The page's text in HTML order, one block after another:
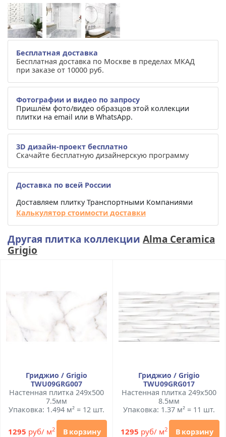
Бесплатная доставка
Бесплатная доставка по Москве в пределах МКАД
при заказе от 10000 руб.
Фотографии и видео по запросу
Пришлём фото/видео образцов этой коллекции
плитки на email или в WhatsApp.
3D дизайн-проект бесплатно
Скачайте бесплатную дизайнерскую программу
Доставка по всей России
Доставляем плитку Транспортными Компаниями
Калькулятор стоимости доставки
Другая плитка коллекции Alma Ceramica
Grigio
Гриджио / Grigio
TWU09GRG007
Настенная плитка 249x500
7.5мм
Упаковка: 1.494 м² = 12 шт.
1295 руб/ м2 В корзину
Гриджио / Grigio
TWU09GRG017
Настенная плитка 249x500
8.5мм
Упаковка: 1.37 м² = 11 шт.
1295 руб/ м2 В корзину